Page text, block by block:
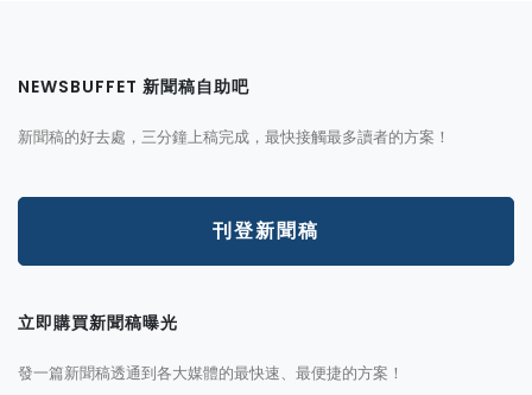
NEWSBUFFET 新聞稿自助吧
新聞稿的好去處，三分鐘上稿完成，最快接觸最多讀者的方案！
刊登新聞稿
立即購買新聞稿曝光
發一篇新聞稿透通到各大媒體的最快速、最便捷的方案！